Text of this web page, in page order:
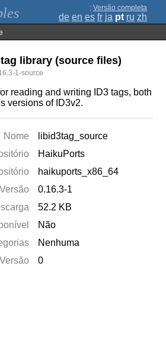
; Versão completa
de en es fr ja pt ru zh
library (source files)
1-source
reading and writing ID3 tags, both
versions of ID3v2.
Nome
libid3tag_source
HaikuPorts
haikuports_x86_64
Versão
0.16.3-1
52.2 KB
Não
Nenhuma
0